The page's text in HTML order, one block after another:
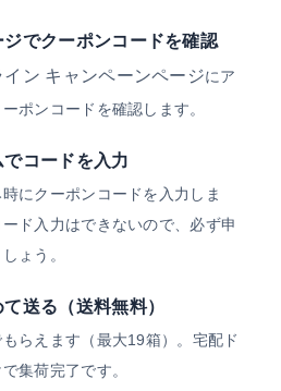
でクーポンコードを確認
ン キャンペーンページにア
ポンコードを確認します。
コードを入力
にクーポンコードを入力しま
ド入力はできないので、必ず申
ょう。
送る（送料無料）
らえます（最大19箱）。宅配ド
集荷完了です。